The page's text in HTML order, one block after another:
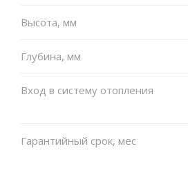
Высота, мм
Глубина, мм
Вход в систему отопления
Гарантийный срок, мес